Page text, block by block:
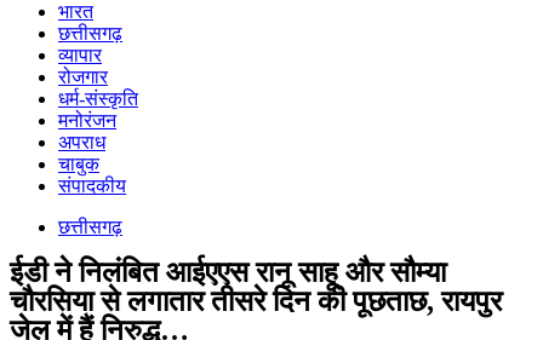
भारत
छत्तीसगढ़
व्यापार
रोजगार
धर्म-संस्कृति
मनोरंजन
अपराध
चाबुक
संपादकीय
छत्तीसगढ़
ईडी ने निलंबित आईएएस रानू साहू और सौम्या
चौरसिया से लगातार तीसरे दिन की पूछताछ, रायपुर
जेल में हैं निरुद्ध…